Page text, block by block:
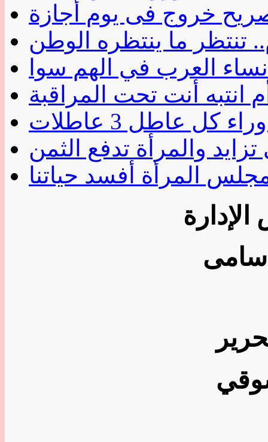
تنتظر ما ينتظره الوطن
نساء العرب في الهم سوا
انتبه أنت تحت المراقبة
كل عاطل 3 عاطلات
والمرأة تدفع الثمن
المرأة أفسد حياتنا